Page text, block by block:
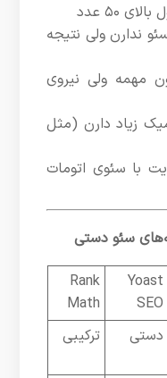
۵۰ عدد
ندارن ولی نتیجه
مهمه ولی نیروی
زیاد دارن (مثل
با سئوی اتومات
Yoast
SEO
Rank
Math
دستی ترکیبی